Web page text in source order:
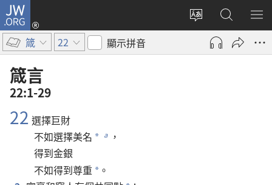
JW.ORG
更
網
登
入
啟
搜
尋
JW.ORG
顯
選
箴 22 顯示拼音
箴言
22:1-29
22 選擇巨財
不如選擇美名 * a
，
得到金銀
不如得到尊重 * 。